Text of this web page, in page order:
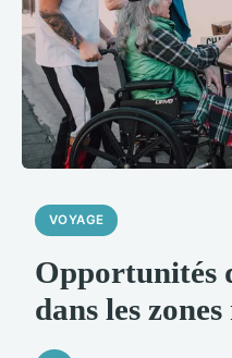
VOYAGE
Opportunités
dans les